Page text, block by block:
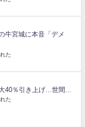
牛宮城に本音「デメ
た
40％引き上げ…世間...
た